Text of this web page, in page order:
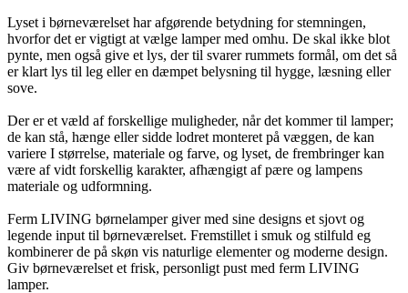
Lyset i børneværelset har afgørende betydning for stemningen,
hvorfor det er vigtigt at vælge lamper med omhu. De skal ikke blot
pynte, men også give et lys, der til svarer rummets formål, om det så
er klart lys til leg eller en dæmpet belysning til hygge, læsning eller
sove.
Der er et væld af forskellige muligheder, når det kommer til lamper;
de kan stå, hænge eller sidde lodret monteret på væggen, de kan
variere I størrelse, materiale og farve, og lyset, de frembringer kan
være af vidt forskellig karakter, afhængigt af pære og lampens
materiale og udformning.
Ferm LIVING børnelamper giver med sine designs et sjovt og
legende input til børneværelset. Fremstillet i smuk og stilfuld eg
kombinerer de på skøn vis naturlige elementer og moderne design.
Giv børneværelset et frisk, personligt pust med ferm LIVING
lamper.